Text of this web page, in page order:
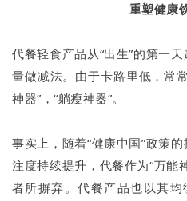
重塑健康
代餐轻食产品从“出生”的第一
量做减法。由于卡路里低，常
神器”，“躺瘦神器”。
事实上，随着“健康中国”政策
注度持续提升，代餐作为“万能
者所摒弃。代餐产品也以其